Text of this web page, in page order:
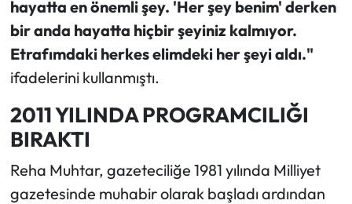
hayatta en önemli şey. 'Her şey benim' derken
bir anda hayatta hiçbir şeyiniz kalmıyor.
Etrafımdaki herkes elimdeki her şeyi aldı."
ifadelerini kullanmıştı.
2011 YILINDA PROGRAMCILIĞI
BIRAKTI
Reha Muhtar, gazeteciliğe 1981 yılında Milliyet
gazetesinde muhabir olarak başladı ardından